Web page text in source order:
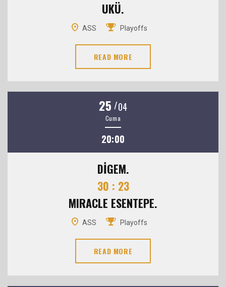
UKÜ.
ASS Playoffs
READ MORE
25 /04
Cuma
20:00
DİGEM.
30 : 23
MIRACLE ESENTEPE.
ASS Playoffs
READ MORE